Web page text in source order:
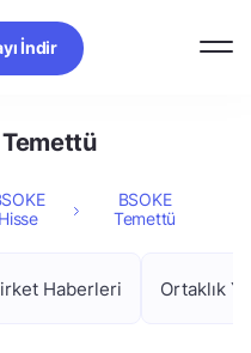
İndir
Temettü
Hisse
BSOKE
Temettü
Haberleri Ortaklık